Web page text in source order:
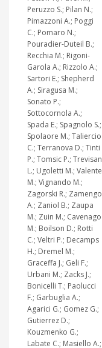
Peruzzo S.; Pilan N.;
Pimazzoni A.; Poggi
C.; Pomaro N.;
Pouradier-Duteil B.;
Recchia M.; Rigoni-
Garola A.; Rizzolo A.;
Sartori E.; Shepherd
A.; Siragusa M.;
Sonato P.;
Sottocornola A.;
Spada E.; Spagnolo S.;
Spolaore M.; Taliercio
C.; Terranova D.; Tinti
P.; Tomsic P.; Trevisan
L.; Ugoletti M.; Valente
M.; Vignando M.;
Zagorski R.; Zamengo
A.; Zaniol B.; Zaupa
M.; Zuin M.; Cavenago
M.; Boilson D.; Rotti
C.; Veltri P.; Decamps
H.; Dremel M.;
Graceffa J.; Geli F.;
Urbani M.; Zacks J.;
Bonicelli T.; Paolucci
F.; Garbuglia A.;
Agarici G.; Gomez G.;
Gutierrez D.;
Kouzmenko G.;
Labate C.; Masiello A.;